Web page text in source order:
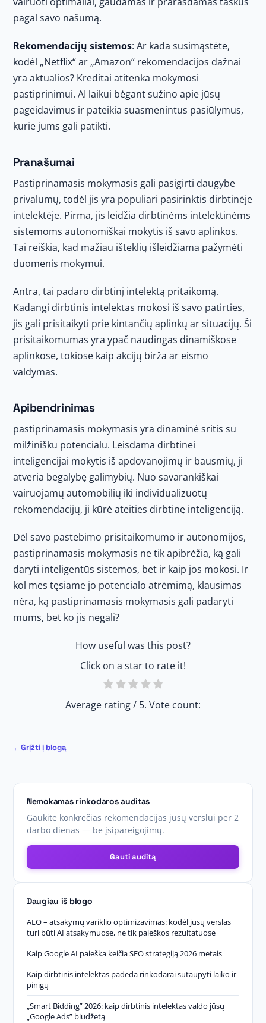
pagal savo našumą.
Rekomendacijų sistemos: Ar kada susimąstėte,
kodėl „Netflix“ ar „Amazon“ rekomendacijos dažnai
yra aktualios? Kreditai atitenka mokymosi
pastiprinimui. AI laikui bėgant sužino apie jūsų
pageidavimus ir pateikia suasmenintus pasiūlymus,
kurie jums gali patikti.
Pranašumai
Pastiprinamasis mokymasis gali pasigirti daugybe
privalumų, todėl jis yra populiari pasirinktis dirbtinėje
intelektėje. Pirma, jis leidžia dirbtinėms intelektinėms
sistemoms autonomiškai mokytis iš savo aplinkos.
Tai reiškia, kad mažiau išteklių išleidžiama pažymėti
duomenis mokymui.
Antra, tai padaro dirbtinį intelektą pritaikomą.
Kadangi dirbtinis intelektas mokosi iš savo patirties,
jis gali prisitaikyti prie kintančių aplinkų ar situacijų. Ši
prisitaikomumas yra ypač naudingas dinamiškose
aplinkose, tokiose kaip akcijų birža ar eismo
valdymas.
Apibendrinimas
pastiprinamasis mokymasis yra dinaminė sritis su
milžinišku potencialu. Leisdama dirbtinei
inteligencijai mokytis iš apdovanojimų ir bausmių, ji
atveria begalybę galimybių. Nuo savarankiškai
vairuojamų automobilių iki individualizuotų
rekomendacijų, ji kūrė ateities dirbtinę inteligenciją.
Dėl savo pastebimo prisitaikomumo ir autonomijos,
pastiprinamasis mokymasis ne tik apibrėžia, ką gali
daryti inteligentūs sistemos, bet ir kaip jos mokosi. Ir
kol mes tęsiame jo potencialo atrėmimą, klausimas
nėra, ką pastiprinamasis mokymasis gali padaryti
mums, bet ko jis negali?
How useful was this post?
Click on a star to rate it!
Average rating/ 5. Vote count:
Grįžti į blogą
Nemokamas rinkodaros auditas
Gaukite konkrečias rekomendacijas jūsų verslui per 2
darbo dienas — be įsipareigojimų.
Gauti auditą
Daugiau iš blogo
AEO – atsakymų variklio optimizavimas: kodėl jūsų verslas
turi būti AI atsakymuose, ne tik paieškos rezultatuose
Kaip Google AI paieška keičia SEO strategiją 2026 metais
Kaip dirbtinis intelektas padeda rinkodarai sutaupyti laiko ir
pinigų
„Smart Bidding” 2026: kaip dirbtinis intelektas valdo jūsų
„Google Ads” biudžetą